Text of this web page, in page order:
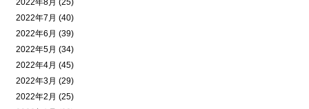
2022年8月 (25)
2022年7月 (40)
2022年6月 (39)
2022年5月 (34)
2022年4月 (45)
2022年3月 (29)
2022年2月 (25)